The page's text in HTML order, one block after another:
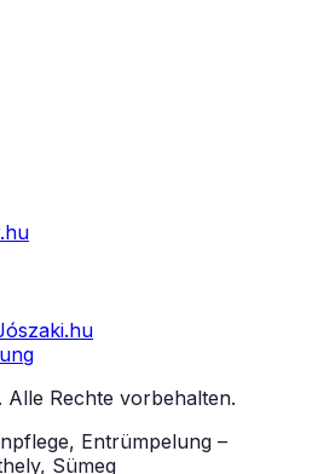
Alle Rechte vorbehalten.
Entrümpelung –
Sümeg